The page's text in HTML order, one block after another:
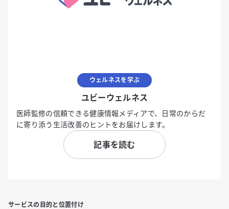
ウェルネスを学ぶ
ユビーウェルネス
医師監修の信頼できる健康情報メディアで、日常のからだ
に寄り添う生活改善のヒントをお届けします。
記事を読む
サービスの目的と位置付け